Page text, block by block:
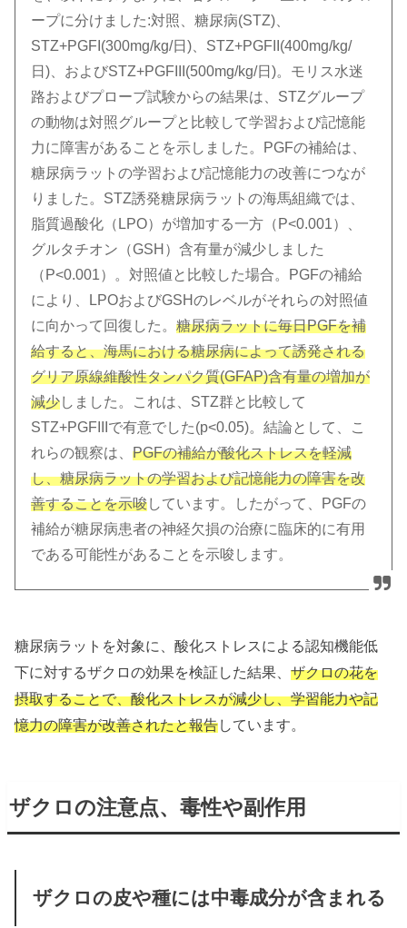
ープに分けました:対照、糖尿病(STZ)、
STZ+PGFI(300mg/kg/日)、STZ+PGFII(400mg/kg/
日)、およびSTZ+PGFIII(500mg/kg/日)。モリス水迷
路およびプローブ試験からの結果は、STZグループ
の動物は対照グループと比較して学習および記憶能
力に障害があることを示しました。PGFの補給は、
糖尿病ラットの学習および記憶能力の改善につなが
りました。STZ誘発糖尿病ラットの海馬組織では、
脂質過酸化（LPO）が増加する一方（P<0.001）、
グルタチオン（GSH）含有量が減少しました
（P<0.001）。対照値と比較した場合。PGFの補給
により、LPOおよびGSHのレベルがそれらの対照値
に向かって回復した。糖尿病ラットに毎日PGFを補
給すると、海馬における糖尿病によって誘発される
グリア原線維酸性タンパク質(GFAP)含有量の増加が
減少しました。これは、STZ群と比較して
STZ+PGFIIIで有意でした(p<0.05)。結論として、こ
れらの観察は、PGFの補給が酸化ストレスを軽減
し、糖尿病ラットの学習および記憶能力の障害を改
善することを示唆しています。したがって、PGFの
補給が糖尿病患者の神経欠損の治療に臨床的に有用
である可能性があることを示唆します。
糖尿病ラットを対象に、酸化ストレスによる認知機能低
下に対するザクロの効果を検証した結果、ザクロの花を
摂取することで、酸化ストレスが減少し、学習能力や記
憶力の障害が改善されたと報告しています。
ザクロの注意点、毒性や副作用
ザクロの皮や種には中毒成分が含まれる